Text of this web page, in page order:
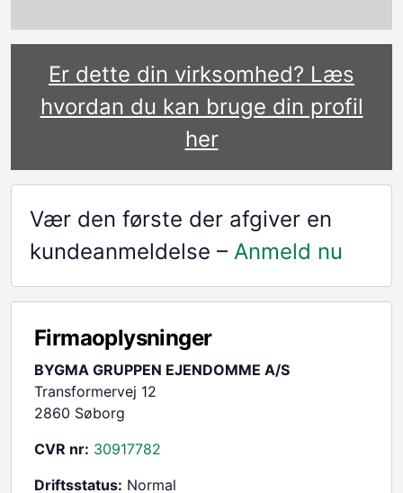
Er dette din virksomhed? Læs
hvordan du kan bruge din profil
her
Vær den første der afgiver en
kundeanmeldelse – Anmeld nu
Firmaoplysninger
BYGMA GRUPPEN EJENDOMME A/S
Transformervej 12
2860 Søborg
CVR nr: 30917782
Driftsstatus: Normal